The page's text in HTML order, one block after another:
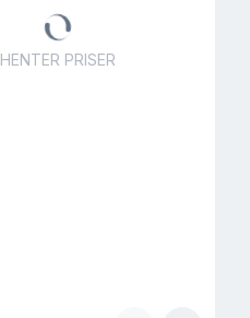
HENTER PRISER